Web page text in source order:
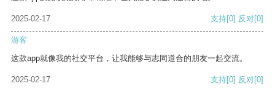
2025-02-17 支持[0] 反对[0]
游客
这款app就像我的社交平台，让我能够与志同道合的朋友一起交流。
2025-02-17 支持[0] 反对[0]